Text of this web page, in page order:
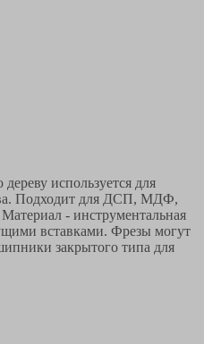
используется для
Подходит для ДСП, МДФ,
- инструментальная
вставками. Фрезы могут
закрытого типа для